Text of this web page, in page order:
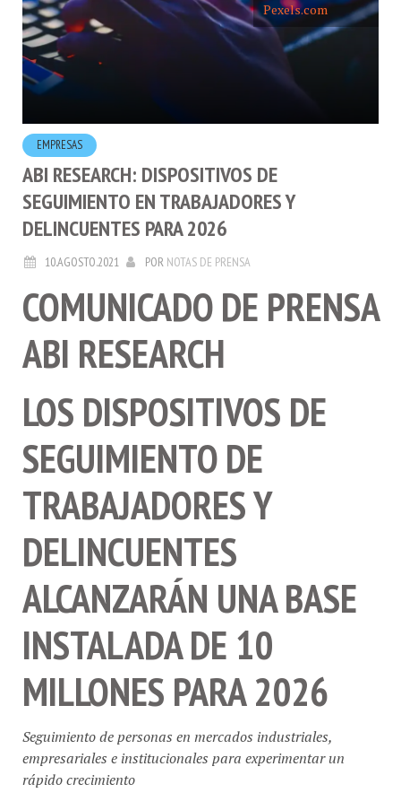
EMPRESAS
ABI RESEARCH: DISPOSITIVOS DE
SEGUIMIENTO EN TRABAJADORES Y
DELINCUENTES PARA 2026
COMUNICADO DE PRENSA
ABI RESEARCH
LOS DISPOSITIVOS DE
SEGUIMIENTO DE
TRABAJADORES Y
DELINCUENTES
ALCANZARÁN UNA BASE
INSTALADA DE 10
MILLONES PARA 2026
empresariales e institucionales para experimentar un
rápido crecimiento